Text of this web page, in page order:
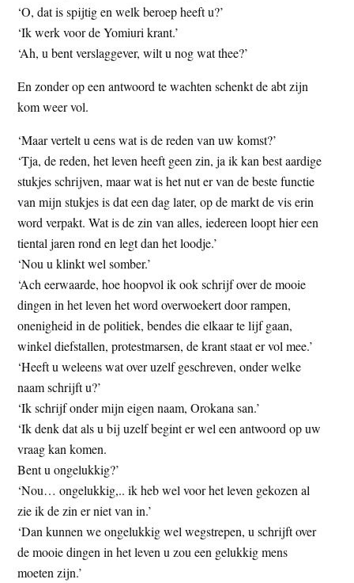
‘O, dat is spijtig en welk beroep heeft u?’
‘Ik werk voor de Yomiuri krant.’
‘Ah, u bent verslaggever, wilt u nog wat thee?’
En zonder op een antwoord te wachten schenkt de abt zijn
kom weer vol.
‘Maar vertelt u eens wat is de reden van uw komst?’
‘Tja, de reden, het leven heeft geen zin, ja ik kan best aardige
stukjes schrijven, maar wat is het nut er van de beste functie
van mijn stukjes is dat een dag later, op de markt de vis erin
word verpakt. Wat is de zin van alles, iedereen loopt hier een
tiental jaren rond en legt dan het loodje.’
‘Nou u klinkt wel somber.’
‘Ach eerwaarde, hoe hoopvol ik ook schrijf over de mooie
dingen in het leven het word overwoekert door rampen,
onenigheid in de politiek, bendes die elkaar te lijf gaan,
winkel diefstallen, protestmarsen, de krant staat er vol mee.’
‘Heeft u weleens wat over uzelf geschreven, onder welke
naam schrijft u?’
‘Ik schrijf onder mijn eigen naam, Orokana san.’
‘Ik denk dat als u bij uzelf begint er wel een antwoord op uw
vraag kan komen.
Bent u ongelukkig?’
‘Nou… ongelukkig,.. ik heb wel voor het leven gekozen al
zie ik de zin er niet van in.’
‘Dan kunnen we ongelukkig wel wegstrepen, u schrijft over
de mooie dingen in het leven u zou een gelukkig mens
moeten zijn.’